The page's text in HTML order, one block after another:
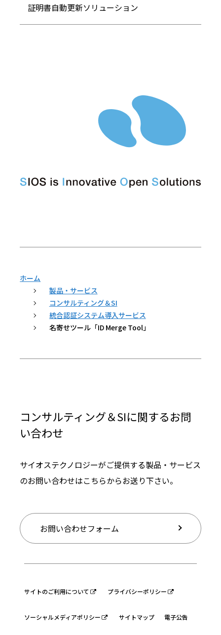
証明書自動更新ソリューション
ホーム
製品・サービス
コンサルティング＆SI
統合認証システム導入サービス
名寄せツール「ID Merge Tool」
コンサルティング＆SIに関するお問
い合わせ
サイオステクノロジーがご提供する製品・サービス
のお問い合わせはこちらからお送り下さい。
お問い合わせフォーム
サイトのご利用について プライバシーポリシー
ソーシャルメディアポリシー サイトマップ 電子公告